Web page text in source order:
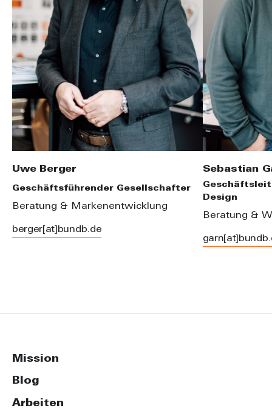
Uwe Berger
Geschäftsführender Gesellschafter
Beratung & Markenentwicklung
berger[at]bundb.de
Sebastian
Design
Beratung &
Mission
Blog
Arbeiten